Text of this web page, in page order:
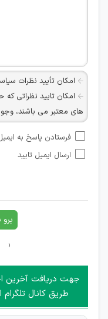
امکان تأیید نظرات
امکان تایید نظراتی که
های معتبر می باشند،
شبکه های مجازی ارتباطی
امکان تأیید نظرات
هرگونه تحریک، تحقیر
غیر مجاز می باشد.
امکان هماهنگی برای
جمعی و چه فردی توسط
فرستادن پاسخ به
ارسال ایمیل تایید
‹
جهت دریافت آخرین
طریق کانال